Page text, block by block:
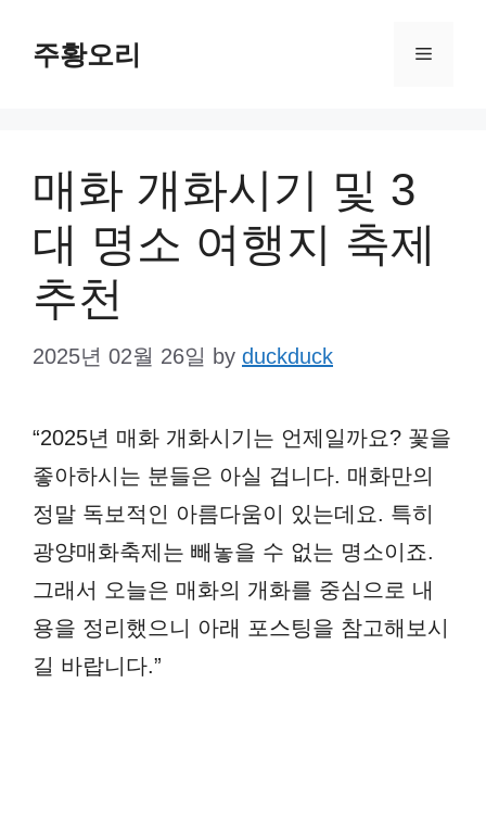
주황오리 Menu
매화 개화시기 및 3
대 명소 여행지 축제
추천
2025년 02월 26일 by duckduck
“2025년 매화 개화시기는 언제일까요? 꽃을
좋아하시는 분들은 아실 겁니다. 매화만의
정말 독보적인 아름다움이 있는데요. 특히
광양매화축제는 빼놓을 수 없는 명소이죠.
그래서 오늘은 매화의 개화를 중심으로 내
용을 정리했으니 아래 포스팅을 참고해보시
길 바랍니다.”